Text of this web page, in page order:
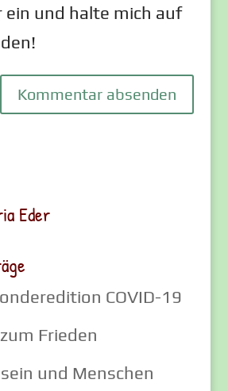
ein und halte mich auf
Eder
COVID-19
Frieden
und Menschen